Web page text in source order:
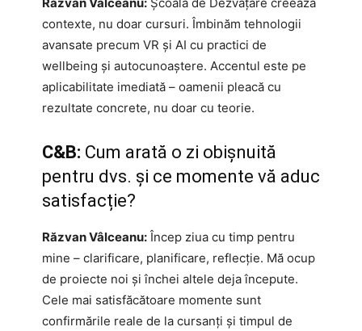
contexte, nu doar cursuri. Îmbinăm tehnologii
avansate precum VR și AI cu practici de
wellbeing și autocunoaștere. Accentul este pe
aplicabilitate imediată – oamenii pleacă cu
rezultate concrete, nu doar cu teorie.
C&B: Cum arată o zi obișnuită
pentru dvs. și ce momente vă aduc
satisfacție?
Răzvan Vâlceanu: Încep ziua cu timp pentru
mine – clarificare, planificare, reflecție. Mă ocup
de proiecte noi și închei altele deja începute.
Cele mai satisfăcătoare momente sunt
confirmările reale de la cursanți și timpul de